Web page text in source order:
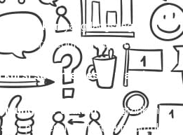
Parakan yang langsung
secara reguler maupun charter.
kursi saat memesan travel
Mungkid Parakanmengizinkan
pemesanan, terutama untuk